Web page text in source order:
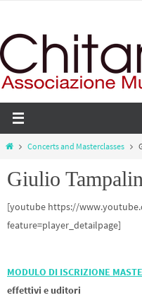
contenuto
HomeConcerts and Masterclasses
Giulio
[youtube https://
feature=player_detailpage]
MODULO DI ISCRIZIONE
effettivi e uditori